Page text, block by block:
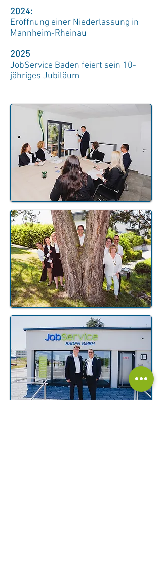
2024:
Eröffnung einer Niederlassung in
Mannheim-Rheinau
2025
JobService Baden feiert sein 10-
jähriges Jubiläum